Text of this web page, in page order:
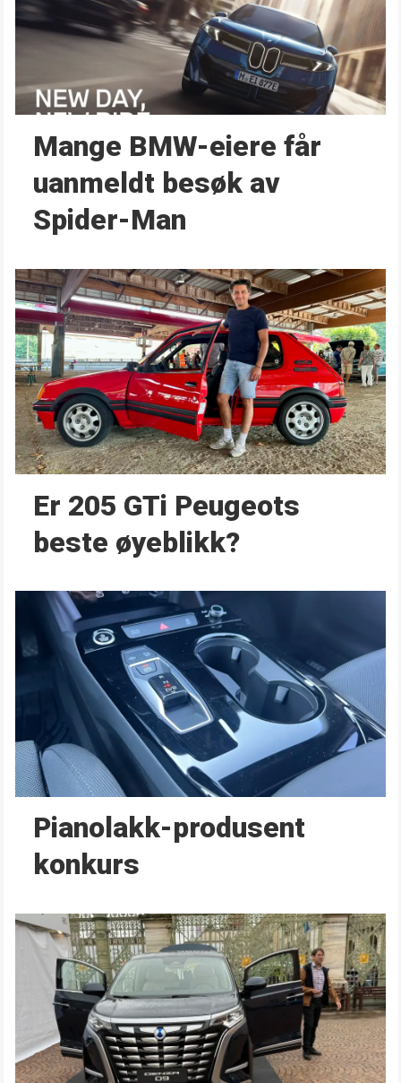
Mange BMW-eiere får
uanmeldt besøk av
Spider-Man
Er 205 GTi Peugeots
beste øyeblikk?
Pianolakk-produsent
konkurs